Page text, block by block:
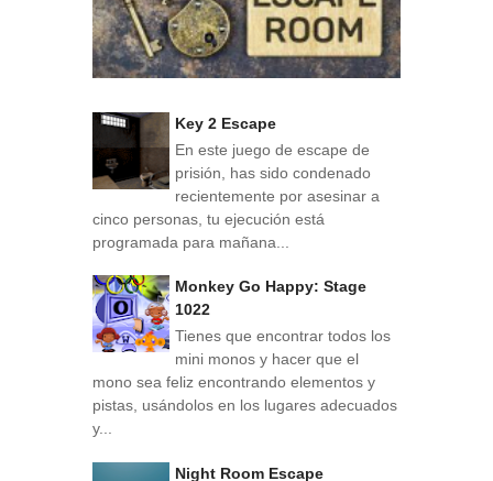
Key 2 Escape
En este juego de escape de
prisión, has sido condenado
recientemente por asesinar a
cinco personas, tu ejecución está
programada para mañana...
Monkey Go Happy: Stage
1022
Tienes que encontrar todos los
mini monos y hacer que el
mono sea feliz encontrando elementos y
pistas, usándolos en los lugares adecuados
y...
Night Room Escape